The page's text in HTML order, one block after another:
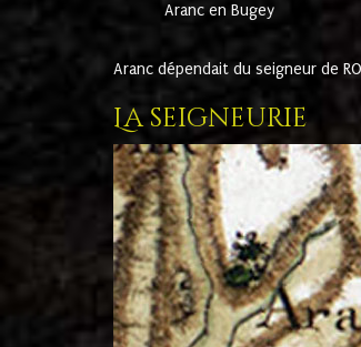
Aranc en Bugey
Aranc dépendait du seigneur de
La seigneurie